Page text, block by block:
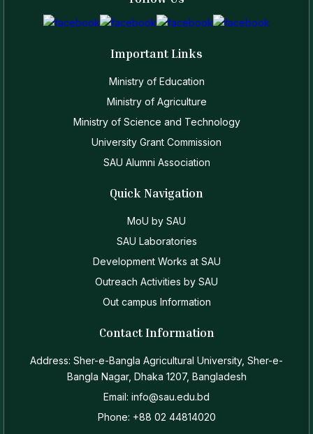
Important Links
Ministry of Education
Ministry of Agriculture
Ministry of Science and Technology
University Grant Commission
SAU Alumni Association
Quick Navigation
MoU by SAU
SAU Laboratories
Development Works at SAU
Outreach Activities by SAU
Out campus Information
Contact Information
Address: Sher-e-Bangla Agricultural University, Sher-e-
Bangla Nagar, Dhaka 1207, Bangladesh
Email: info@sau.edu.bd
Phone: +88 02 44814020